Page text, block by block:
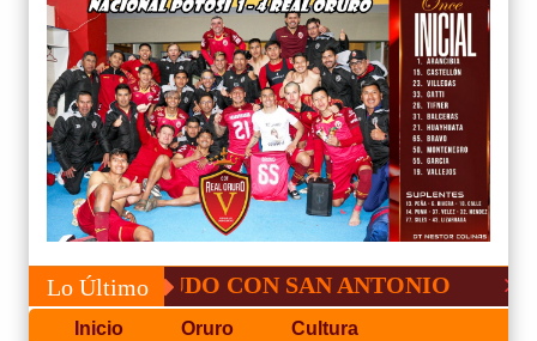
Lo Último
NO PUDO CON SAN ANTONIO COPA
Inicio Oruro Cultura